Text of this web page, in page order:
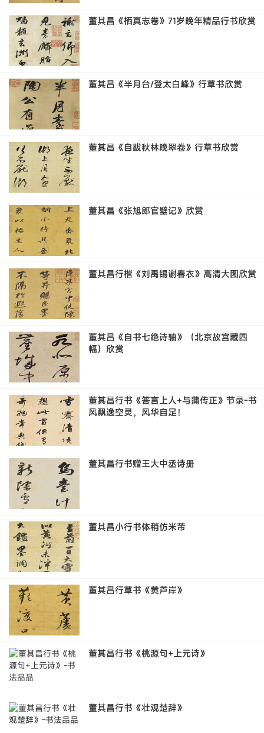
董其昌《栖真志卷》71岁晚年精品行书欣赏
董其昌《半月台/登太白峰》行草书欣赏
董其昌《自跋秋林晚翠卷》行草书欣赏
董其昌《张旭郎官壁记》欣赏
董其昌行楷《刘禹锡谢春衣》高清大图欣赏
董其昌《自书七绝诗轴》（北京故宫藏四
幅）欣赏
董其昌行书《答言上人+与蒲传正》节录-书
风飘逸空灵，风华自足！
董其昌行书赠王大中丞诗册
董其昌小行书体稍仿米芾
董其昌行草书《黄芦岸》
董其昌行书《桃源句+上元诗》
董其昌行书《壮观楚辞》